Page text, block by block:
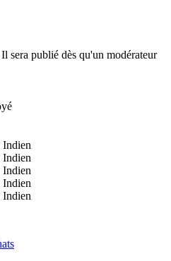
sera publié dès qu'un modérateur